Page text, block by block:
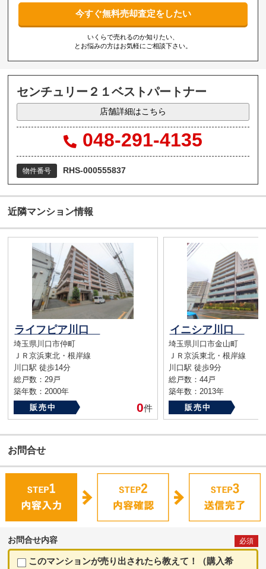
今すぐ無料売却査定をしたい
いくらで売れるのか知りたい、
とお悩みの方はお気軽にご相談下さい。
センチュリー２１ベストパートナー
店舗詳細はこちら
048-291-4135
物件番号 RHS-000555837
近隣マンション情報
ライフピア川口
埼玉県川口市仲町
ＪＲ京浜東北・根岸線
川口駅 徒歩14分
総戸数：29戸
築年数：2000年
販売中
0件
イニシア川口
埼玉県川口市金山町
ＪＲ京浜東北・根岸線
川口駅 徒歩9分
総戸数：44戸
築年数：2013年
販売中
お問合せ
お問合せ内容 必須
このマンションが売り出されたら教えて！（購入希